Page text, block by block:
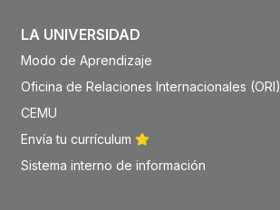
LA UNIVERSIDAD
Modo de Aprendizaje
Oficina de Relaciones Internacionales (ORI)
CEMU
Envía tu currículum
Sistema interno de información